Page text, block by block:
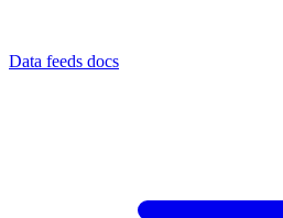
Data feeds docs